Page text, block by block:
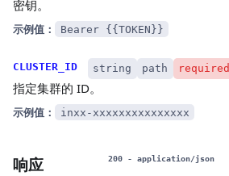
密钥。
示例值： Bearer {{TOKEN}}
CLUSTER_ID string path required
指定集群的 ID。
示例值： inxx-xxxxxxxxxxxxxxx
响应 200 - application/json